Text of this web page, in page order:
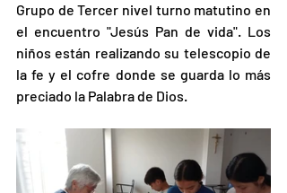
Grupo de Tercer nivel turno matutino en
el encuentro "Jesús Pan de vida". Los
niños están realizando su telescopio de
la fe y el cofre donde se guarda lo más
preciado la Palabra de Dios.